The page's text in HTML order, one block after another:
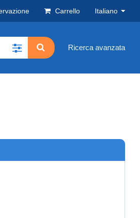
Carrello Italiano
Ricerca avanzata